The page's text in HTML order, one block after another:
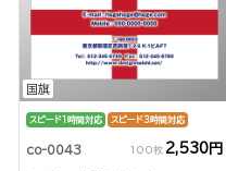
国旗
スピード1時間対応 スピード3時間対応
co-0043 100枚 2,530円